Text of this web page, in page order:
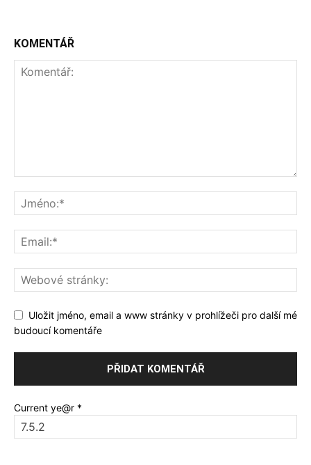
KOMENTÁŘ
Uložit jméno, email a www stránky v prohlížeči pro další mé
budoucí komentáře
Current ye@r *